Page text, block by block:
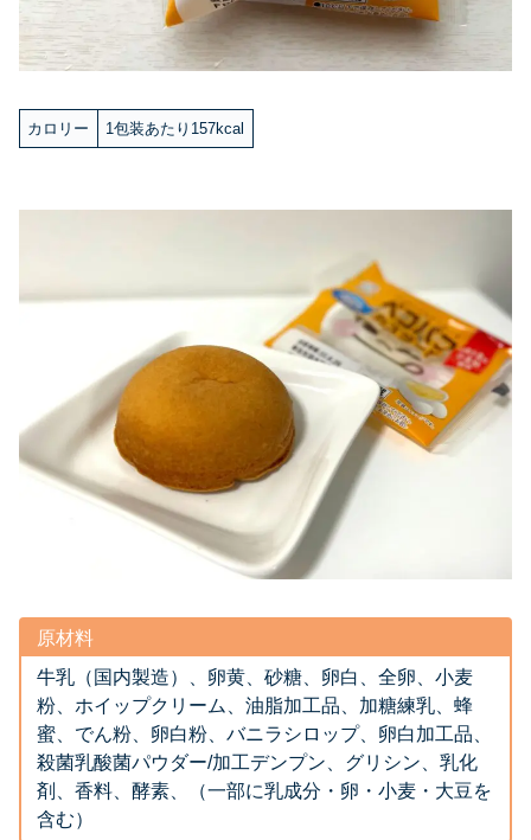
カロリー 1包装あたり157kcal
原材料
牛乳（国内製造）、卵黄、砂糖、卵白、全卵、小麦
粉、ホイップクリーム、油脂加工品、加糖練乳、蜂
蜜、でん粉、卵白粉、バニラシロップ、卵白加工品、
殺菌乳酸菌パウダー/加工デンプン、グリシン、乳化
剤、香料、酵素、（一部に乳成分・卵・小麦・大豆を
含む）